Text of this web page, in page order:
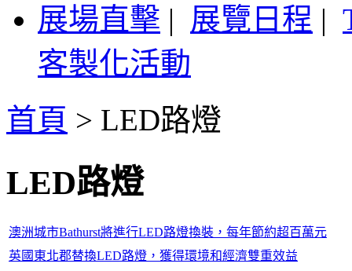
展場直擊 | 展覽日程 |
客製化活動
首頁 > LED路燈
LED路燈
澳洲城市Bathurst將進行LED路燈換裝，每年節約超百萬元
英國東北郡替換LED路燈，獲得環境和經濟雙重效益